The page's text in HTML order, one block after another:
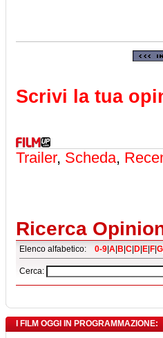
Scrivi la tua
Trailer, Scheda,
Ricerca
Elenco alfabetico: 0-9 A B C D E F G
Cerca:
I FILM OGGI IN PROGRAMMAZIONE: